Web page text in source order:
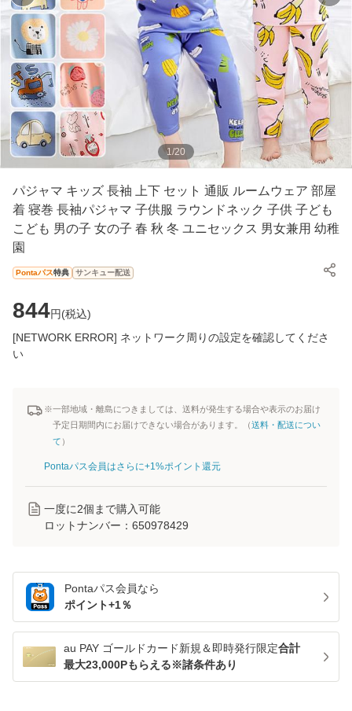
1/20
パジャマ キッズ 長袖 上下 セット 通販 ルームウェア 部屋
着 寝巻 長袖パジャマ 子供服 ラウンドネック 子供 子ども
こども 男の子 女の子 春 秋 冬 ユニセックス 男女兼用 幼稚
園
Pontaパス特典 サンキュー配送
844円(税込)
[NETWORK ERROR] ネットワーク周りの設定を確認してくださ
い
※一部地域・離島につきましては、送料が発生する場合や表示のお届け
予定日期間内にお届けできない場合があります。（送料・配送につい
て ）
Pontaパス会員はさらに+1%ポイント還元
一度に2個まで購入可能
ロットナンバー： 650978429
Pontaパス会員なら
ポイント+1％
au PAY ゴールドカード新規＆即時発行限定合計
最大23,000Pもらえる※諸条件あり